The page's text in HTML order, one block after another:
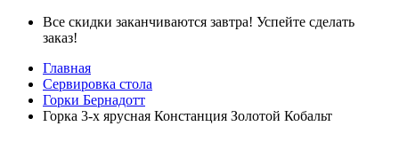
Все скидки заканчиваются завтра! Успейте сделать
заказ!
Главная
Сервировка стола
Горки Бернадотт
Горка 3-х ярусная Констанция Золотой Кобальт